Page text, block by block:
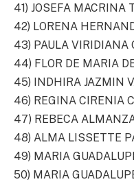
41) JOSEFA MACRINA
42) LORENA
43) PAULA VIRIDIANA
44) FLOR DE MARIA
45) INDHIRA JAZMIN
46) REGINA CIRENIA
47) REBECA
48) ALMA LISSETTE
49) MARIA
50) MARIA